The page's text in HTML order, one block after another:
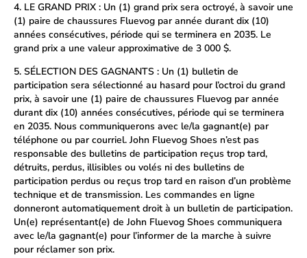
4. LE GRAND PRIX : Un (1) grand prix sera octroyé, à savoir une
(1) paire de chaussures Fluevog par année durant dix (10)
années consécutives, période qui se terminera en 2035. Le
grand prix a une valeur approximative de 3 000 $.
5. SÉLECTION DES GAGNANTS : Un (1) bulletin de
participation sera sélectionné au hasard pour l’octroi du grand
prix, à savoir une (1) paire de chaussures Fluevog par année
durant dix (10) années consécutives, période qui se terminera
en 2035. Nous communiquerons avec le/la gagnant(e) par
téléphone ou par courriel. John Fluevog Shoes n’est pas
responsable des bulletins de participation reçus trop tard,
détruits, perdus, illisibles ou volés ni des bulletins de
participation perdus ou reçus trop tard en raison d’un problème
technique et de transmission. Les commandes en ligne
donneront automatiquement droit à un bulletin de participation.
Un(e) représentant(e) de John Fluevog Shoes communiquera
avec le/la gagnant(e) pour l’informer de la marche à suivre
pour réclamer son prix.